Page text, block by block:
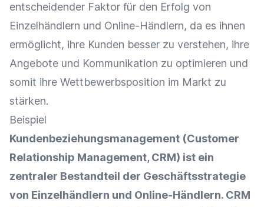
entscheidender Faktor für den Erfolg von
Einzelhändlern und Online-Händlern, da es ihnen
ermöglicht, ihre Kunden besser zu verstehen, ihre
Angebote und Kommunikation zu optimieren und
somit ihre Wettbewerbsposition im Markt zu
stärken.
Beispiel
Kundenbeziehungsmanagement (Customer
Relationship Management, CRM) ist ein
zentraler Bestandteil der Geschäftsstrategie
von Einzelhändlern und Online-Händlern. CRM